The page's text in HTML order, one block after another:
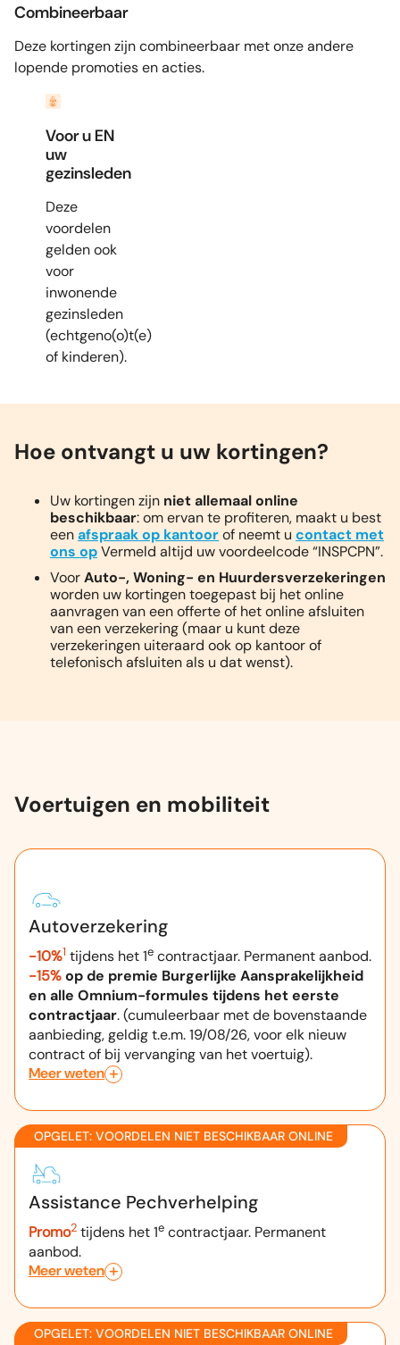
Combineerbaar
Deze kortingen zijn combineerbaar met onze andere
lopende promoties en acties.
Voor u EN
uw
gezinsleden
Deze
voordelen
gelden ook
voor
inwonende
gezinsleden
(echtgeno(o)t(e)
of kinderen).
Hoe ontvangt u uw kortingen?
Uw kortingen zijn niet allemaal online
beschikbaar: om ervan te profiteren, maakt u best
eenafspraak op kantoorof neemt u contact met
ons opVermeld altijd uw voordeelcode “INSPCPN”.
VoorAuto-, Woning- en Huurdersverzekeringen
worden uw kortingen toegepast bij het online
aanvragen van een offerte of het online afsluiten
van een verzekering (maar u kunt deze
verzekeringen uiteraard ook op kantoor of
telefonisch afsluiten als u dat wenst).
Voertuigen en mobiliteit
Autoverzekering
-10%1 tijdens het 1e contractjaar. Permanent aanbod.
-15%op de premie Burgerlijke Aansprakelijkheid
en alle Omnium-formules tijdens het eerste
contractjaar. (cumuleerbaar met de bovenstaande
aanbieding, geldig t.e.m. 19/08/26, voor elk nieuw
contract of bij vervanging van het voertuig).
Meer weten
OPGELET: VOORDELEN NIET BESCHIKBAAR ONLINE
Assistance Pechverhelping
Promo2 tijdens het 1e contractjaar. Permanent
aanbod.
Meer weten
OPGELET: VOORDELEN NIET BESCHIKBAAR ONLINE